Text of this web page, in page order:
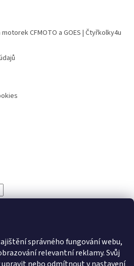
správného fungování webu,
relevantní reklamy. Svůj
CFMOTO a GOES | Čtyřkolky4u